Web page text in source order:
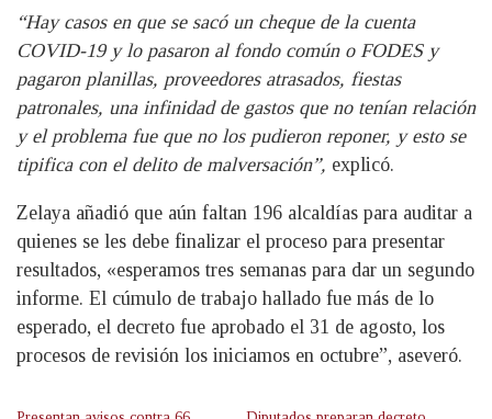
“Hay casos en que se sacó un cheque de la cuenta
COVID-19 y lo pasaron al fondo común o FODES y
pagaron planillas, proveedores atrasados, fiestas
patronales, una infinidad de gastos que no tenían relación
y el problema fue que no los pudieron reponer, y esto se
tipifica con el delito de malversación”, explicó.
Zelaya añadió que aún faltan 196 alcaldías para auditar a
quienes se les debe finalizar el proceso para presentar
resultados, «esperamos tres semanas para dar un segundo
informe. El cúmulo de trabajo hallado fue más de lo
esperado, el decreto fue aprobado el 31 de agosto, los
procesos de revisión los iniciamos en octubre”, aseveró.